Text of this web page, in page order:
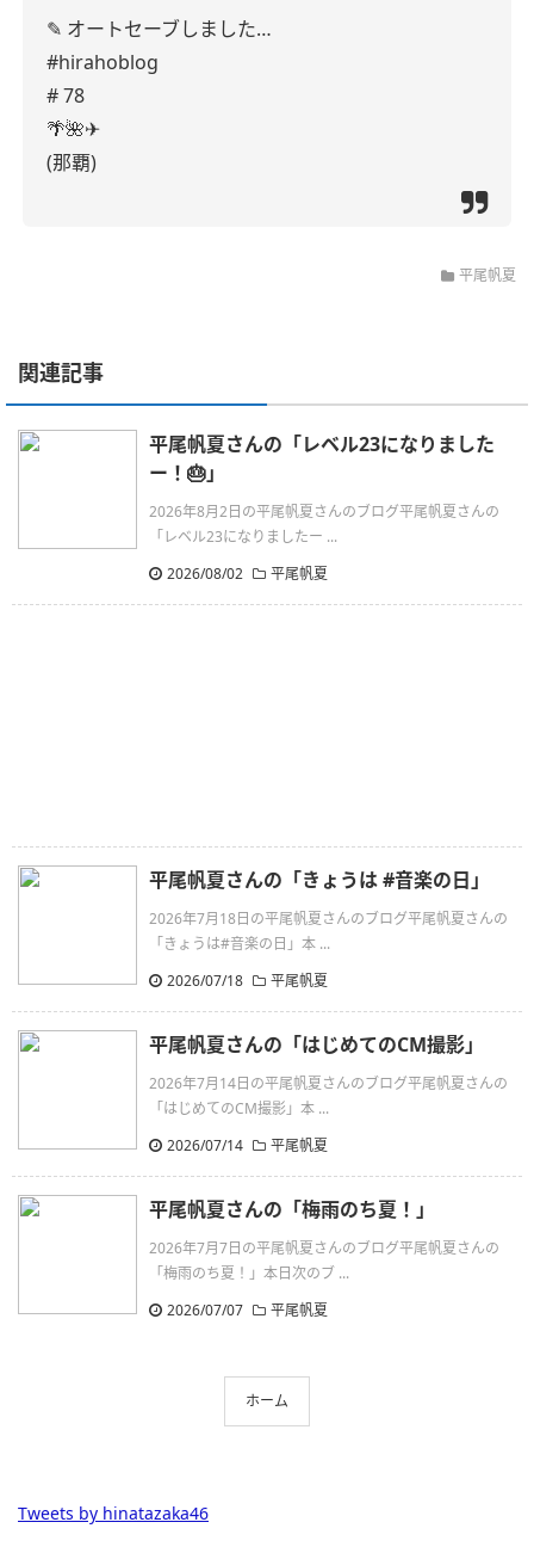
✎ オートセーブしました…
#hirahoblog
# 78
🌴🌺✈
(那覇)
平尾帆夏
関連記事
平尾帆夏さんの「レベル23になりました
ー！🎂」
2026年8月2日の平尾帆夏さんのブログ平尾帆夏さんの
「レベル23になりましたー ...
2026/08/02
平尾帆夏
平尾帆夏さんの「きょうは #音楽の日」
2026年7月18日の平尾帆夏さんのブログ平尾帆夏さんの
「きょうは#音楽の日」本 ...
2026/07/18
平尾帆夏
平尾帆夏さんの「はじめてのCM撮影」
2026年7月14日の平尾帆夏さんのブログ平尾帆夏さんの
「はじめてのCM撮影」本 ...
2026/07/14
平尾帆夏
平尾帆夏さんの「梅雨のち夏！」
2026年7月7日の平尾帆夏さんのブログ平尾帆夏さんの
「梅雨のち夏！」本日次のブ ...
2026/07/07
平尾帆夏
ホーム
Tweets by hinatazaka46